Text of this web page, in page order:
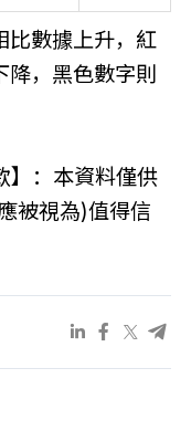
比數據上升，紅
，黑色數字則
】：本資料僅供
被視為)值得信